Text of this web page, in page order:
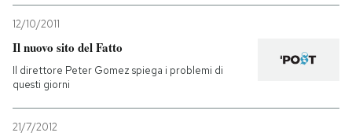
12/10/2011
Il nuovo sito del Fatto
Il direttore Peter Gomez spiega i problemi di
questi giorni
21/7/2012